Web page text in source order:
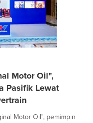
Motor Oil",
Pasifik Lewat
Motor Oil", pemimpin